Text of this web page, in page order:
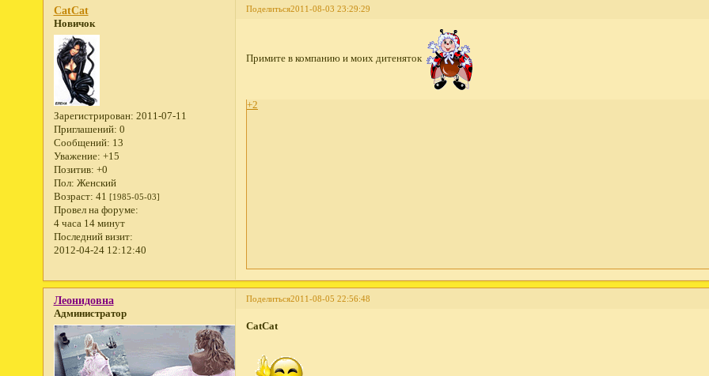
Поделиться2011-08-03 23:29:29
CatCat
Новичок
Зарегистрирован: 2011-07-11
Приглашений: 0
Сообщений: 13
Уважение: +15
Позитив: +0
Пол: Женский
Возраст: 41 [1985-05-03]
Провел на форуме:
4 часа 14 минут
Последний визит:
2012-04-24 12:12:40
Примите в компанию и моих дитеняток
+2
Поделиться2011-08-05 22:56:48
Леонидовна
Администратор
CatCat